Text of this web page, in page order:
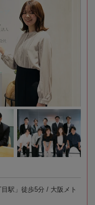
駅」徒歩5分 / 大阪メト